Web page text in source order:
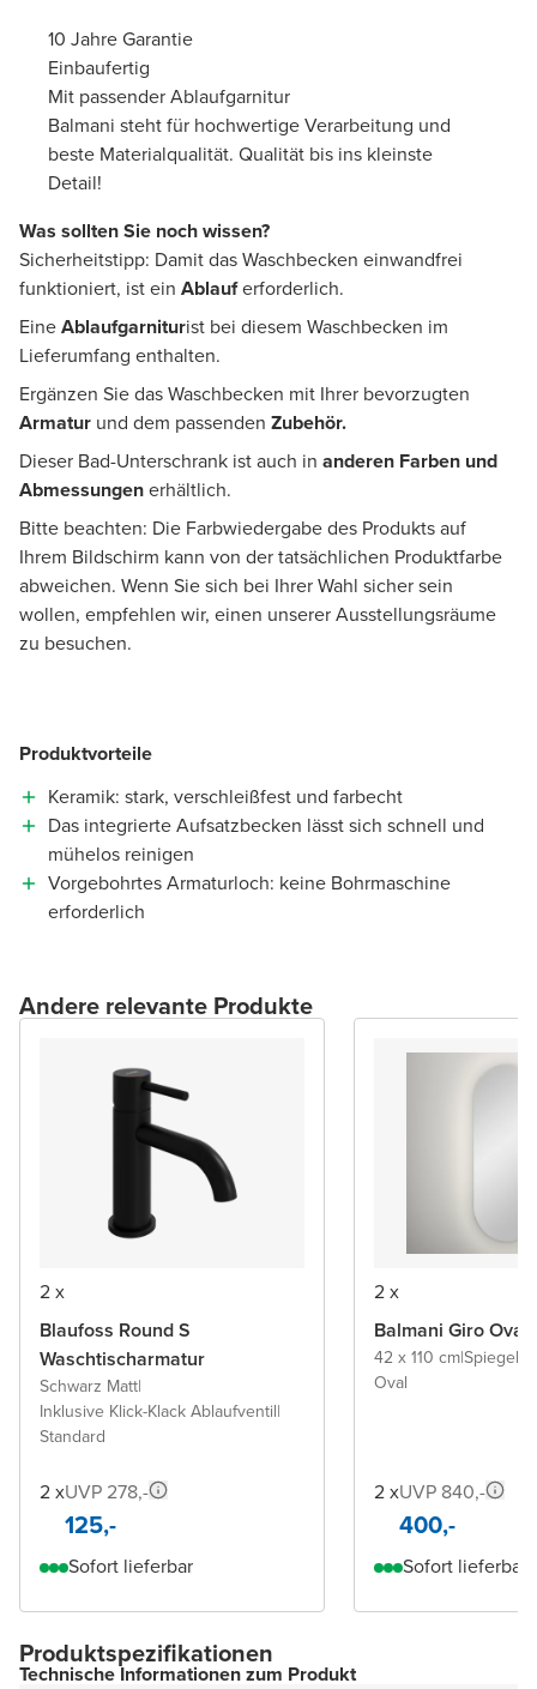
10 Jahre Garantie
Einbaufertig
Mit passender Ablaufgarnitur
Balmani steht für hochwertige Verarbeitung und
beste Materialqualität. Qualität bis ins kleinste
Detail!
Was sollten Sie noch wissen?
Sicherheitstipp: Damit das Waschbecken einwandfrei
funktioniert, ist ein Ablauferforderlich.
EineAblaufgarniturist bei diesem Waschbecken im
Lieferumfang enthalten.
Ergänzen Sie das Waschbecken mit Ihrer bevorzugten
Armatur und dem passenden Zubehör.
Dieser Bad-Unterschrank ist auch in anderen Farben und
Abmessungenerhältlich.
Bitte beachten: Die Farbwiedergabe des Produkts auf
Ihrem Bildschirm kann von der tatsächlichen Produktfarbe
abweichen. Wenn Sie sich bei Ihrer Wahl sicher sein
wollen, empfehlen wir, einen unserer Ausstellungsräume
zu besuchen.
Produktvorteile
Keramik: stark, verschleißfest und farbecht
Das integrierte Aufsatzbecken lässt sich schnell und
mühelos reinigen
Vorgebohrtes Armaturloch: keine Bohrmaschine
erforderlich
Andere relevante Produkte
2 x
Blaufoss Round S
Waschtischarmatur
Schwarz Matt|
Inklusive Klick-Klack Ablaufventil|
Standard
2 xUVP 278,-
125,-
Sofort lieferbar
2 x
Balmani Giro Oval
42 x 110 cm|Spiegel
Oval
2 xUVP 840,-
400,-
Sofort lieferbar
Produktspezifikationen
Technische Informationen zum Produkt